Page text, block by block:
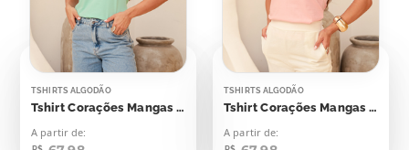
TSHIRTS ALGODÃO
Tshirt Corações Mangas Aplicação
A partir de:
TSHIRTS ALGODÃO
Tshirt Corações Mangas Aplicação
A partir de: